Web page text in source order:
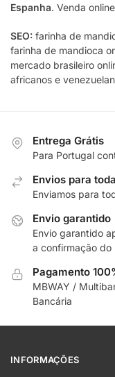
Espanha. Venda
SEO: farinha de
farinha de mandioca
mercado brasileiro
africanos e
Entrega Grátis
Para Portugal
Envios para
Enviamos para
Envio garantido
Envio garantido
a confirmação do
Pagamento
MBWAY /
Bancária
INFORMAÇÕES